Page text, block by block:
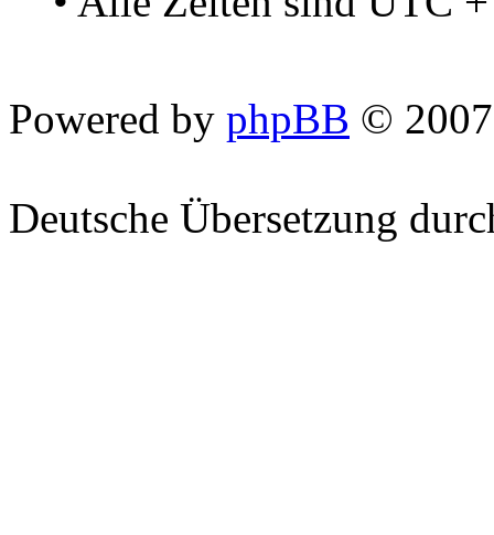
Powered by phpBB ©
Deutsche Übersetzung